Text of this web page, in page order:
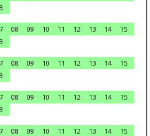
08 09 10 11 12 13 14
15
08 09 10 11 12 13 14
15
08 09 10 11 12 13 14
15
08 09 10 11 12 13 14
15